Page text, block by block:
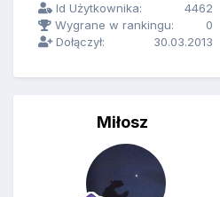
Id Użytkownika:
4462
Wygrane w rankingu:
0
Dołączył:
30.03.2013
Miłosz